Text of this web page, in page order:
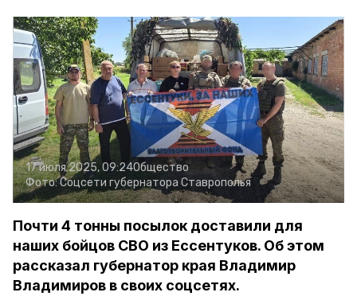
17 июля 2025, 09:24Общество
Фото:Соцсети губернатора Ставрополья
Почти 4 тонны посылок доставили для
наших бойцов СВО из Ессентуков. Об этом
рассказал губернатор края Владимир
Владимиров в своих соцсетях.